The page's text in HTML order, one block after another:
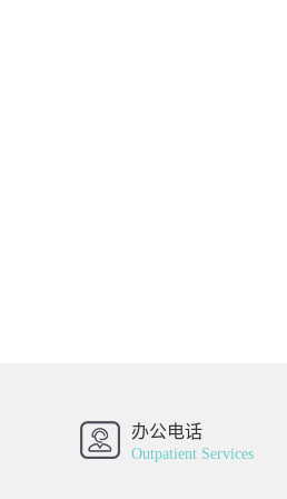
办公电话
Outpatient Services